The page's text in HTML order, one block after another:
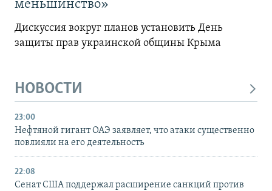
меньшинство»
Дискуссия вокруг планов установить День
защиты прав украинской общины Крыма
НОВОСТИ
23:00
Нефтяной гигант ОАЭ заявляет, что атаки существенно
повлияли на его деятельность
22:08
Сенат США поддержал расширение санкций против